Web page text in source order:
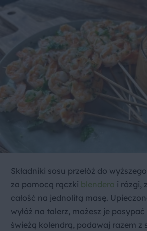
Składniki sosu przełóż do
za pomocą rączki blendera i rózgi,
całość na jednolitą masę.
wyłóż na talerz, możesz je
świeżą kolendrą, podawaj razem z